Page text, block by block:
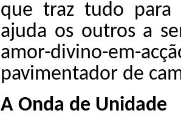
que traz tudo
ajuda os outros a
amor-divino-em-
pavimentador de
A Onda de Unidade